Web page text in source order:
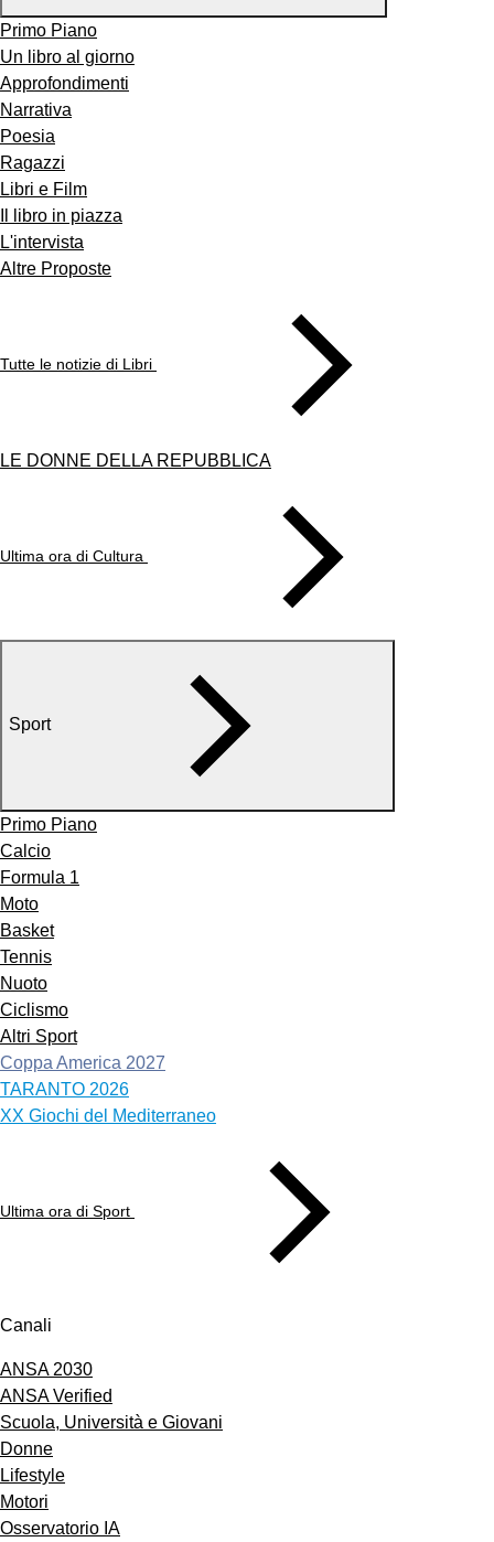
Primo Piano
Un libro al giorno
Approfondimenti
Narrativa
Poesia
Ragazzi
Libri e Film
Il libro in piazza
L'intervista
Altre Proposte
Tutte le notizie di Libri
LE DONNE DELLA REPUBBLICA
Ultima ora di Cultura
Sport
Primo Piano
Calcio
Formula 1
Moto
Basket
Tennis
Nuoto
Ciclismo
Altri Sport
Coppa America 2027
TARANTO 2026
XX Giochi del Mediterraneo
Ultima ora di Sport
Canali
ANSA 2030
ANSA Verified
Scuola, Università e Giovani
Donne
Lifestyle
Motori
Osservatorio IA